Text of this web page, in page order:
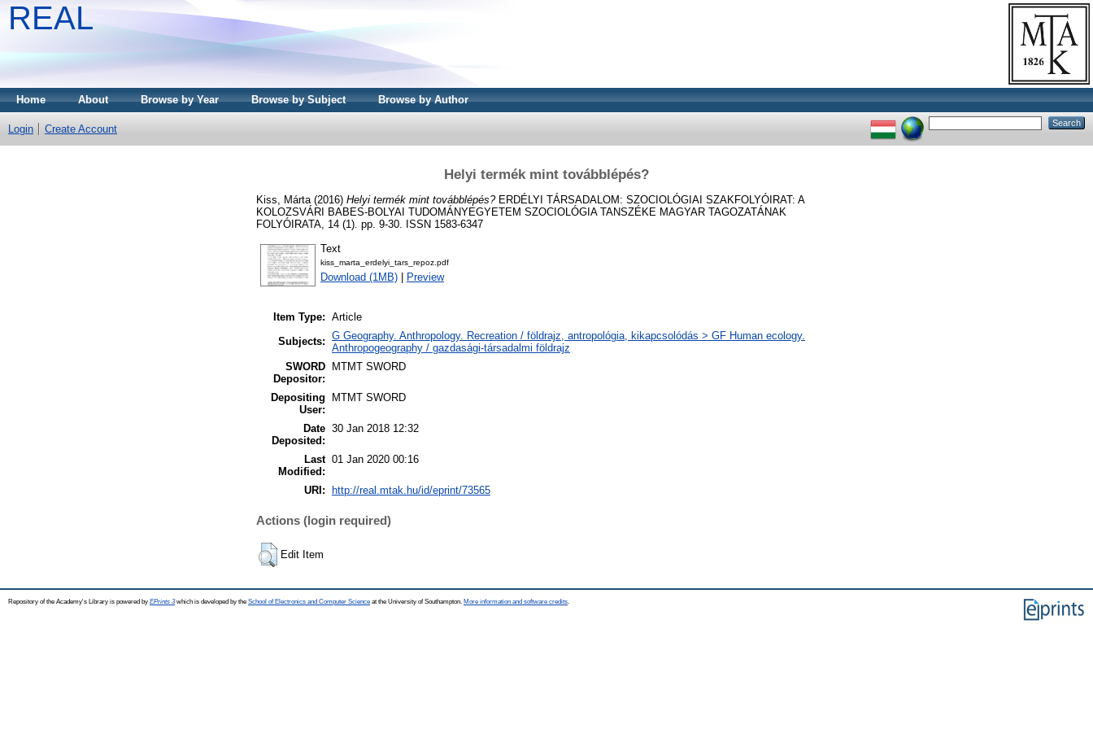
REAL
Home About Browse by Year Browse by Subject Browse by Author
Login Create Account
Helyi termék mint továbblépés?
Kiss, Márta (2016) Helyi termék mint továbblépés?ERDÉLYI TÁRSADALOM: SZOCIOLÓGIAI SZAKFOLYÓIRAT: A
KOLOZSVÁRI BABES-BOLYAI TUDOMÁNYEGYETEM SZOCIOLÓGIA TANSZÉKE MAGYAR TAGOZATÁNAK
FOLYÓIRATA, 14 (1). pp. 9-30. ISSN 1583-6347
Text
kiss_marta_erdelyi_tars_repoz.pdf
Download (1MB) Preview
Item Type: Article
Subjects: G Geography. Anthropology. Recreation / földrajz, antropológia, kikapcsolódás > GF Human ecology.
Anthropogeography / gazdasági-társadalmi földrajz
SWORD
Depositor:
MTMT SWORD
Depositing
User:
MTMT SWORD
Date
Deposited:
30 Jan 2018 12:32
Last
Modified:
01 Jan 2020 00:16
URI: http://real.mtak.hu/id/eprint/73565
Actions (login required)
Edit Item
Repository of the Academy's Library is powered by EPrints 3which is developed by the School of Electronics and Computer Science at the University of Southampton. More information and software credits